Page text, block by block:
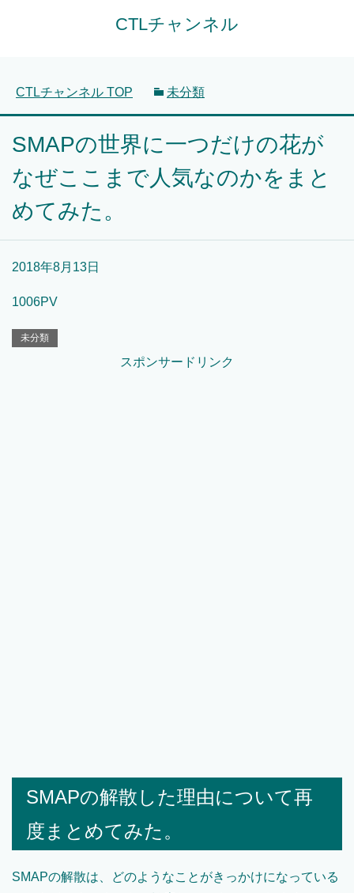
CTLチャンネル
CTLチャンネル TOP 未分類
SMAPの世界に一つだけの花が
なぜここまで人気なのかをまと
めてみた。
2018年8月13日
1006PV
未分類
スポンサードリンク
SMAPの解散した理由について再
度まとめてみた。
SMAPの解散は、どのようなことがきっかけになっている